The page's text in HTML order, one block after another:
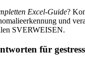
Excel-Guide?
und
SVERWEISEN.
für